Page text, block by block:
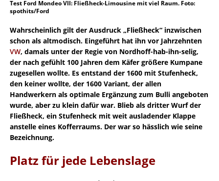
Test Ford Mondeo VII: Fließheck-Limousine mit viel Raum. Foto:
spothits/Ford
Wahrscheinlich gilt der Ausdruck „Fließheck“ inzwischen
schon als altmodisch. Eingeführt hat ihn vor Jahrzehnten
VW, damals unter der Regie von Nordhoff-hab-ihn-selig,
der nach gefühlt 100 Jahren dem Käfer größere Kumpane
zugesellen wollte. Es entstand der 1600 mit Stufenheck,
den keiner wollte, der 1600 Variant, der allen
Handwerkern als optimale Ergänzung zum Bulli angeboten
wurde, aber zu klein dafür war. Blieb als dritter Wurf der
Fließheck, ein Stufenheck mit weit ausladender Klappe
anstelle eines Kofferraums. Der war so hässlich wie seine
Bezeichnung.
Platz für jede Lebenslage